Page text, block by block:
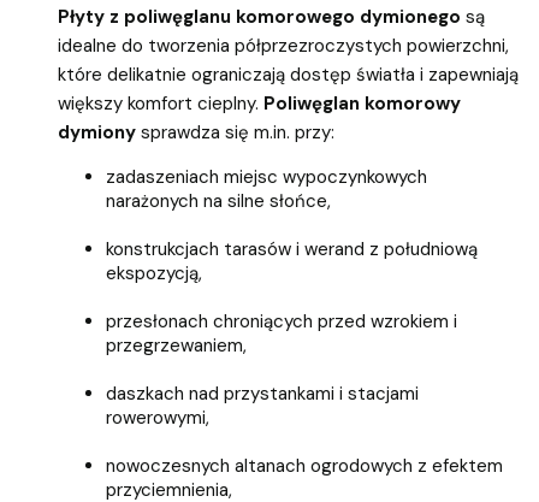
Płyty z poliwęglanu komorowego dymionego są
idealne do tworzenia półprzezroczystych powierzchni,
które delikatnie ograniczają dostęp światła i zapewniają
większy komfort cieplny. Poliwęglan komorowy
dymiony sprawdza się m.in. przy:
zadaszeniach miejsc wypoczynkowych
narażonych na silne słońce,
konstrukcjach tarasów i werand z południową
ekspozycją,
przesłonach chroniących przed wzrokiem i
przegrzewaniem,
daszkach nad przystankami i stacjami
rowerowymi,
nowoczesnych altanach ogrodowych z efektem
przyciemnienia,